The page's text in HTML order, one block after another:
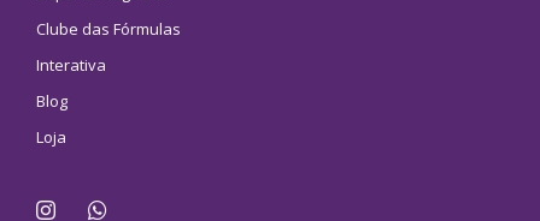
Clube das Fórmulas
Interativa
Blog
Loja